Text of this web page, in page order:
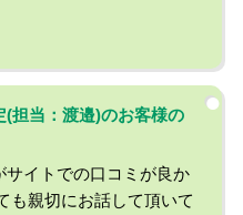
担当：渡邉)のお客様の
イトでの口コミが良か
も親切にお話して頂いて